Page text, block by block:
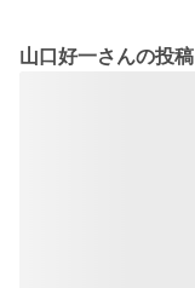
山口好一さんの投稿